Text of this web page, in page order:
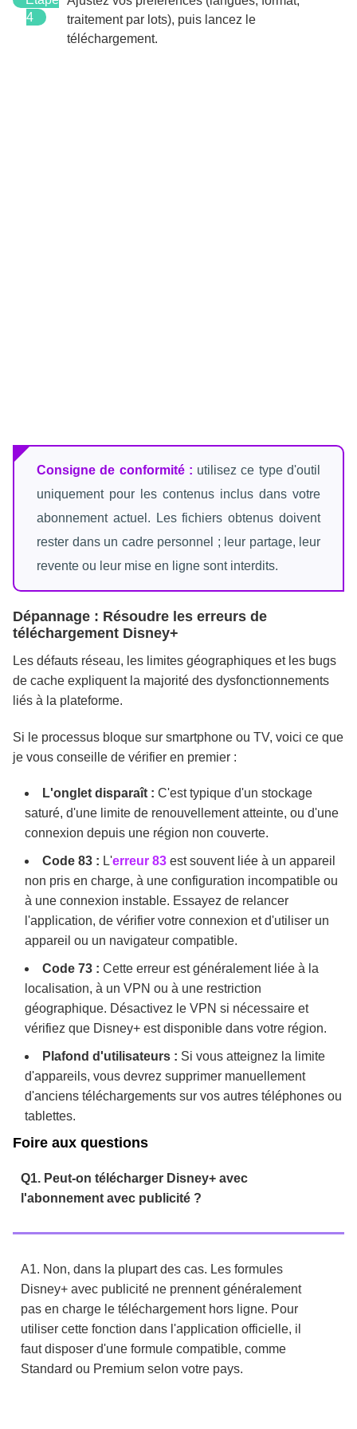
4
traitement par lots), puis lancez le
téléchargement.
Consigne de conformité : utilisez ce type d'outil
uniquement pour les contenus inclus dans votre
abonnement actuel. Les fichiers obtenus doivent
rester dans un cadre personnel ; leur partage, leur
revente ou leur mise en ligne sont interdits.
Dépannage : Résoudre les erreurs de
téléchargement Disney+
Les défauts réseau, les limites géographiques et les bugs
de cache expliquent la majorité des dysfonctionnements
liés à la plateforme.
Si le processus bloque sur smartphone ou TV, voici ce que
je vous conseille de vérifier en premier :
L'onglet disparaît : C'est typique d'un stockage
saturé, d'une limite de renouvellement atteinte, ou d'une
connexion depuis une région non couverte.
Code 83 : L'erreur 83 est souvent liée à un appareil
non pris en charge, à une configuration incompatible ou
à une connexion instable. Essayez de relancer
l'application, de vérifier votre connexion et d'utiliser un
appareil ou un navigateur compatible.
Code 73 : Cette erreur est généralement liée à la
localisation, à un VPN ou à une restriction
géographique. Désactivez le VPN si nécessaire et
vérifiez que Disney+ est disponible dans votre région.
Plafond d'utilisateurs : Si vous atteignez la limite
d'appareils, vous devrez supprimer manuellement
d'anciens téléchargements sur vos autres téléphones ou
tablettes.
Foire aux questions
Q1. Peut-on télécharger Disney+ avec
l'abonnement avec publicité ?
A1. Non, dans la plupart des cas. Les formules
Disney+ avec publicité ne prennent généralement
pas en charge le téléchargement hors ligne. Pour
utiliser cette fonction dans l'application officielle, il
faut disposer d'une formule compatible, comme
Standard ou Premium selon votre pays.